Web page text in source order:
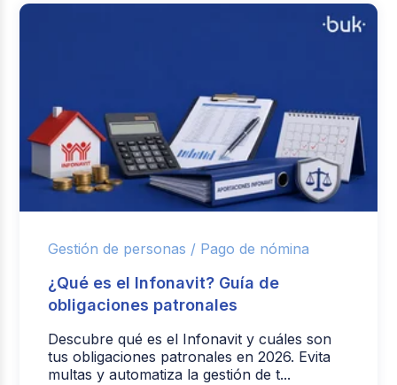
Gestión de personas / Pago de nómina
¿Qué es el Infonavit? Guía de
obligaciones patronales
Descubre qué es el Infonavit y cuáles son
tus obligaciones patronales en 2026. Evita
multas y automatiza la gestión de t...